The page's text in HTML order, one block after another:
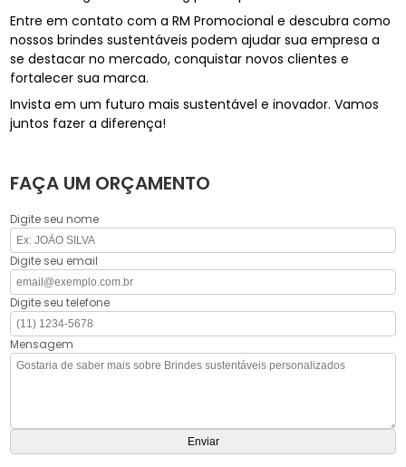
Entre em contato com a RM Promocional e descubra como
nossos brindes sustentáveis podem ajudar sua empresa a
se destacar no mercado, conquistar novos clientes e
fortalecer sua marca.
Invista em um futuro mais sustentável e inovador. Vamos
juntos fazer a diferença!
FAÇA UM ORÇAMENTO
Digite seu nome
Digite seu email
Digite seu telefone
Mensagem